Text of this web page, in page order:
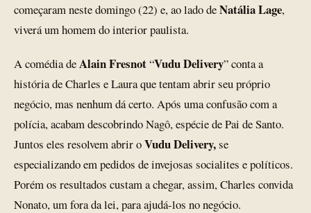
começaram neste domingo (22) e, ao lado deNatália Lage,
viverá um homem do interior paulista.
A comédia deAlain Fresnot“Vudu Delivery” conta a
história de Charles e Laura que tentam abrir seu próprio
negócio, mas nenhum dá certo. Após uma confusão com a
polícia, acabam descobrindo Nagô, espécie de Pai de Santo.
Juntos eles resolvem abrir oVudu Delivery,se
especializando em pedidos de invejosas socialites e políticos.
Porém os resultados custam a chegar, assim, Charles convida
Nonato, um fora da lei, para ajudá-los no negócio.